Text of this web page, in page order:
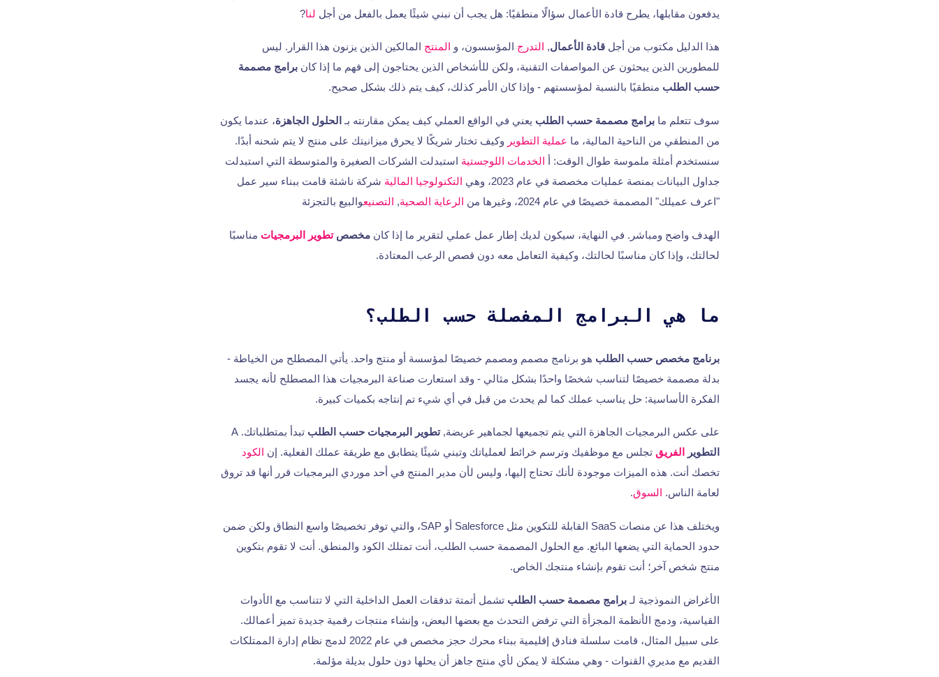
يدفعون مقابلها، يطرح قادة الأعمال سؤالًا منطقيًا: هل يجب أن نبني شيئًا يعمل بالفعل من أجل لنا?
هذا الدليل مكتوب من أجل قادة الأعمال, التدرج المؤسسون، و المنتج المالكين الذين يزنون هذا القرار. ليس
للمطورين الذين يبحثون عن المواصفات التقنية، ولكن للأشخاص الذين يحتاجون إلى فهم ما إذا كان برامج مصممة
حسب الطلب منطقيًا بالنسبة لمؤسستهم - وإذا كان الأمر كذلك، كيف يتم ذلك بشكل صحيح.
سوف تتعلم ما برامج مصممة حسب الطلب يعني في الواقع العملي كيف يمكن مقارنته بـ الحلول الجاهزة، عندما يكون
من المنطقي من الناحية المالية، ما عملية التطوير وكيف تختار شريكًا لا يحرق ميزانيتك على منتج لا يتم شحنه أبدًا.
سنستخدم أمثلة ملموسة طوال الوقت: أ الخدمات اللوجستية استبدلت الشركات الصغيرة والمتوسطة التي استبدلت
جداول البيانات بمنصة عمليات مخصصة في عام 2023، وهي
التكنولوجيا المالية شركة ناشئة قامت ببناء سير عمل
"اعرف عميلك" المصممة خصيصًا في عام 2024، وغيرها من
الرعاية الصحية, التصنيعوالبيع بالتجزئة
الهدف واضح ومباشر. في النهاية، سيكون لديك إطار عمل عملي لتقرير ما إذا كان مخصصتطوير البرمجيات مناسبًا
لحالتك، وإذا كان مناسبًا لحالتك، وكيفية التعامل معه دون قصص الرعب المعتادة.
ما هي البرامج المفصلة حسب الطلب؟
برنامج مخصص حسب الطلب هو برنامج مصمم ومصمم خصيصًا لمؤسسة أو منتج واحد. يأتي المصطلح من الخياطة -
بدلة مصممة خصيصًا لتناسب شخصًا واحدًا بشكل مثالي - وقد استعارت صناعة البرمجيات هذا المصطلح لأنه يجسد
الفكرة الأساسية: حل يناسب عملك كما لم يحدث من قبل في أي شيء تم إنتاجه بكميات كبيرة.
على عكس البرمجيات الجاهزة التي يتم تجميعها لجماهير عريضة,تطوير البرمجيات حسب الطلب تبدأ بمتطلباتك. A
التطوير
الفريق تجلس مع موظفيك وترسم خرائط لعملياتك وتبني شيئًا يتطابق مع طريقة عملك الفعلية. إن الكود
تخصك أنت. هذه الميزات موجودة لأنك تحتاج إليها، وليس لأن مدير المنتج في أحد موردي البرمجيات قرر أنها قد تروق
لعامة الناس. السوق.
ويختلف هذا عن منصات SaaS القابلة للتكوين مثل Salesforce أو SAP، والتي توفر تخصيصًا واسع النطاق ولكن ضمن
حدود الحماية التي يضعها البائع. مع الحلول المصممة حسب الطلب، أنت تمتلك الكود والمنطق. أنت لا تقوم بتكوين
منتج شخص آخر؛ أنت تقوم بإنشاء منتجك الخاص.
الأغراض النموذجية لـ برامج مصممة حسب الطلب تشمل أتمتة تدفقات العمل الداخلية التي لا تتناسب مع الأدوات
القياسية، ودمج الأنظمة المجزأة التي ترفض التحدث مع بعضها البعض، وإنشاء منتجات رقمية جديدة تميز أعمالك.
على سبيل المثال، قامت سلسلة فنادق إقليمية ببناء محرك حجز مخصص في عام 2022 لدمج نظام إدارة الممتلكات
القديم مع مديري القنوات - وهي مشكلة لا يمكن لأي منتج جاهز أن يحلها دون حلول بديلة مؤلمة.